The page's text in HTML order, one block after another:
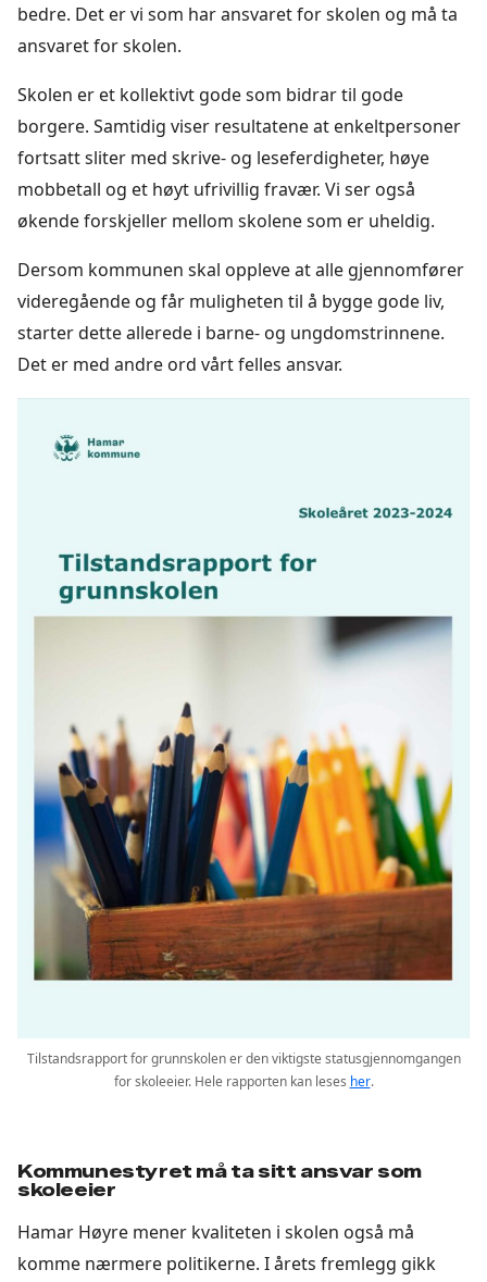
bedre. Det er vi som har ansvaret for skolen og må ta
ansvaret for skolen.
Skolen er et kollektivt gode som bidrar til gode
borgere. Samtidig viser resultatene at enkeltpersoner
fortsatt sliter med skrive- og leseferdigheter, høye
mobbetall og et høyt ufrivillig fravær. Vi ser også
økende forskjeller mellom skolene som er uheldig.
Dersom kommunen skal oppleve at alle gjennomfører
videregående og får muligheten til å bygge gode liv,
starter dette allerede i barne- og ungdomstrinnene.
Det er med andre ord vårt felles ansvar.
Tilstandsrapport for grunnskolen er den viktigste statusgjennomgangen
for skoleeier. Hele rapporten kan leses her.
Kommunestyret må ta sitt ansvar som
skoleeier
Hamar Høyre mener kvaliteten i skolen også må
komme nærmere politikerne. I årets fremlegg gikk